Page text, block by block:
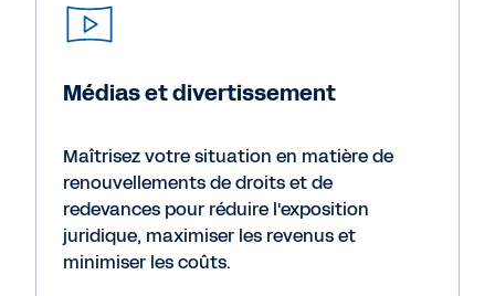
Médias et divertissement
Maîtrisez votre situation en matière de
renouvellements de droits et de
redevances pour réduire l'exposition
juridique, maximiser les revenus et
minimiser les coûts.